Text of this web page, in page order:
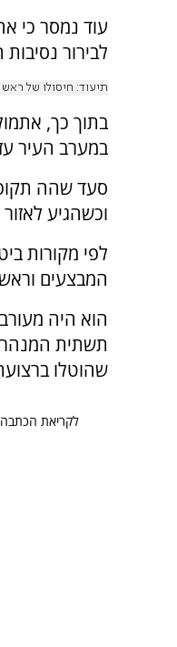
עוד נמסר כי
לבירור
תיעוד: חיסולו של ראש מטה
בתוך כך,
במערב העיר
סעד שהה
וכשהגיע
לפי מקורות
המבצעים
הוא היה
שהוטלו
לקריאת